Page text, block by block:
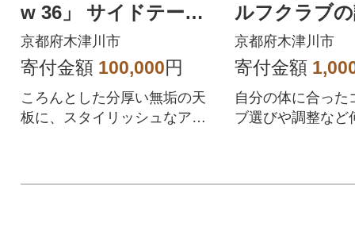
w 36」 サイドテーブ
ル
京都府木津川市
寄付金額 100,000円
ころんとした分厚い無垢の天
板に、スタイリッシュなアイ
ルフクラブ
ャフトの装
用可能)
京都府木津川市
寄付金額
自分の体に合った
ブ選びや調整など